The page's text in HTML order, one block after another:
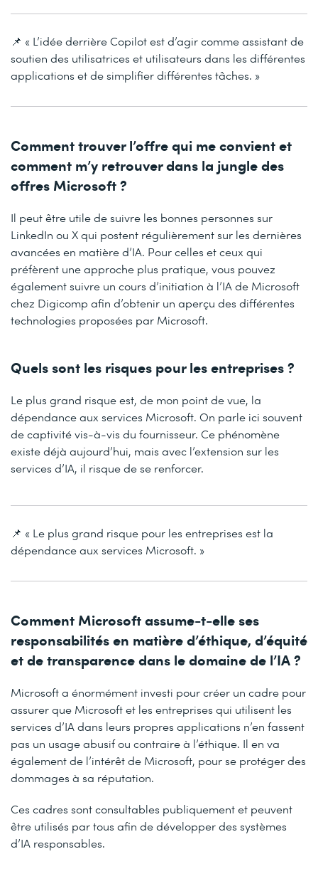
📌 « L’idée derrière Copilot est d’agir comme assistant de
soutien des utilisatrices et utilisateurs dans les différentes
applications et de simplifier différentes tâches. »
Comment trouver l’offre qui me convient et
comment m’y retrouver dans la jungle des
offres Microsoft ?
Il peut être utile de suivre les bonnes personnes sur
LinkedIn ou X qui postent régulièrement sur les dernières
avancées en matière d’IA. Pour celles et ceux qui
préfèrent une approche plus pratique, vous pouvez
également suivre un cours d’initiation à l’IA de Microsoft
chez Digicomp afin d’obtenir un aperçu des différentes
technologies proposées par Microsoft.
Quels sont les risques pour les entreprises ?
Le plus grand risque est, de mon point de vue, la
dépendance aux services Microsoft. On parle ici souvent
de captivité vis-à-vis du fournisseur. Ce phénomène
existe déjà aujourd’hui, mais avec l’extension sur les
services d’IA, il risque de se renforcer.
📌 « Le plus grand risque pour les entreprises est la
dépendance aux services Microsoft. »
Comment Microsoft assume-t-elle ses
responsabilités en matière d’éthique, d’équité
et de transparence dans le domaine de l’IA ?
Microsoft a énormément investi pour créer un cadre pour
assurer que Microsoft et les entreprises qui utilisent les
services d’IA dans leurs propres applications n’en fassent
pas un usage abusif ou contraire à l’éthique. Il en va
également de l’intérêt de Microsoft, pour se protéger des
dommages à sa réputation.
Ces cadres sont consultables publiquement et peuvent
être utilisés par tous afin de développer des systèmes
d’IA responsables.